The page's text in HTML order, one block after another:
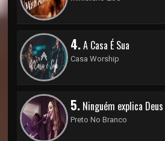
4.A Casa É Sua
Casa Worship
5. Ninguém explica Deus
Preto No Branco